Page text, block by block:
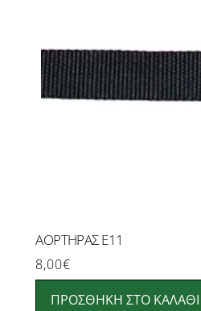
ΑΟΡΤΗΡΑΣ Ε11
8,00€
ΠΡΟΣΘΉΚΗ ΣΤΟ ΚΑΛΆΘΙ